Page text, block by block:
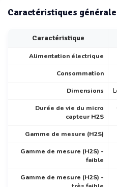
Caractéristiques
Caractéristique
Alimentation électrique
Consommation
Dimensions
Durée de vie du micro
capteur H2S
Gamme de mesure (H2S)
Gamme de mesure (H2S) -
faible
Gamme de mesure (H2S) -